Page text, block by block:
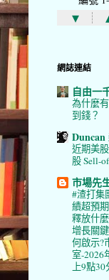
▾
網誌連結
自由一
為什麼
到錢？
近期美
股 Sell-
市場先
#渣打集
績超預
釋放什
增長關
何啟示?
室-2026
上9點30